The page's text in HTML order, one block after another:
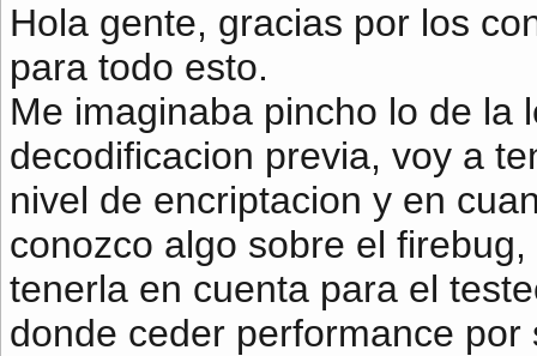
Hola gente, gracias por los
para todo esto.
Me imaginaba pincho lo de la
decodificacion previa, voy a
nivel de encriptacion y en
conozco algo sobre el
tenerla en cuenta para el
donde ceder performance por